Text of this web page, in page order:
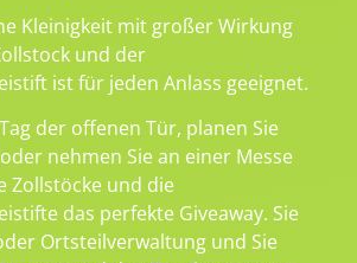
Kleinigkeit mit großer Wirkung
und der
ist für jeden Anlass geeignet.
der offenen Tür, planen Sie
nehmen Sie an einer Messe
Zollstöcke und die
das perfekte Giveaway. Sie
Ortsteilverwaltung und Sie